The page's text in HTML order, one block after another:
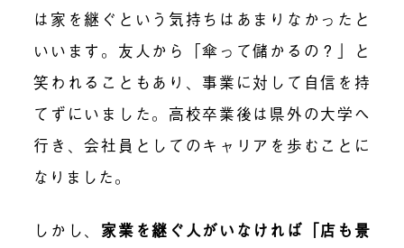
は家を継ぐという気持ちはあまりなかったと
いいます。友人から「傘って儲かるの？」と
笑われることもあり、事業に対して自信を持
てずにいました。高校卒業後は県外の大学へ
行き、会社員としてのキャリアを歩むことに
なりました。
しかし、 家業を継ぐ人がいなければ「店も景